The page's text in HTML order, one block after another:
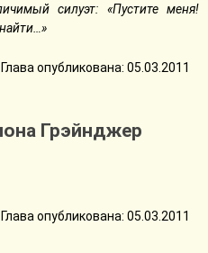
силуэт: «Пустите меня!
Глава опубликована: 05.03.2011
Грэйнджер
Глава опубликована: 05.03.2011